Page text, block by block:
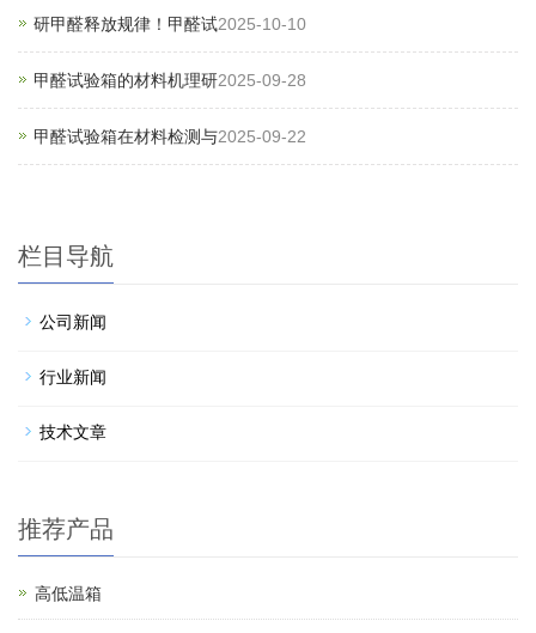
研甲醛释放规律！甲醛试2025-10-10
甲醛试验箱的材料机理研2025-09-28
甲醛试验箱在材料检测与2025-09-22
栏目导航
公司新闻
行业新闻
技术文章
推荐产品
高低温箱